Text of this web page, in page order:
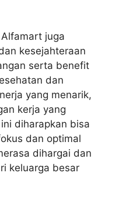
juga
kesejahteraan
serta benefit
dan
yang menarik,
kerja yang
diharapkan bisa
dan optimal
dihargai dan
keluarga besar